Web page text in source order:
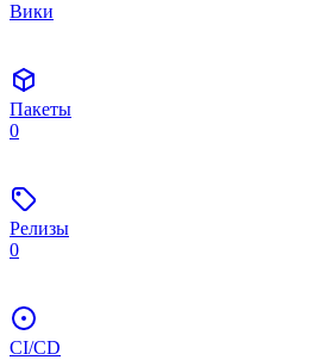
Вики
Пакеты
0
Релизы
0
CI/CD